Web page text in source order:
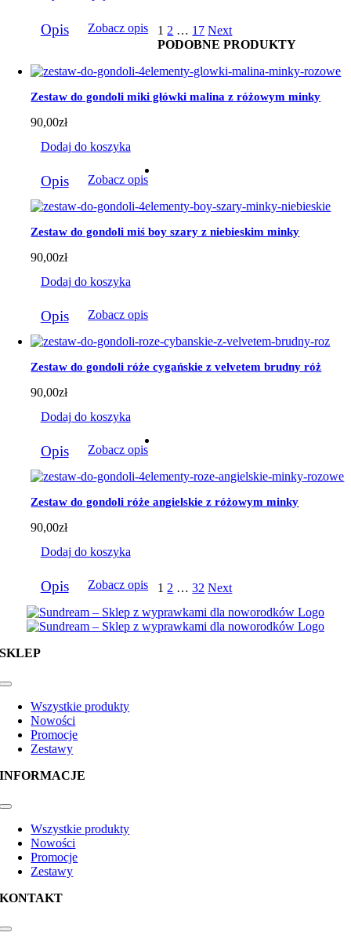
do
184,00zł
produkt
wariantów.
można
wybrać
na
stronie
Opis Zobacz opis 1 2 … 17 Next
PODOBNE PRODUKTY
Zestaw do gondoli miki główki malina z różowym minky
90,00zł
Dodaj do koszyka
Opis Zobacz opis
Zestaw do gondoli miś boy szary z niebieskim minky
90,00zł
Dodaj do koszyka
Opis Zobacz opis
Zestaw do gondoli róże cygańskie z velvetem brudny róż
90,00zł
Dodaj do koszyka
Opis Zobacz opis
Zestaw do gondoli róże angielskie z różowym minky
90,00zł
Dodaj do koszyka
Opis Zobacz opis 1 2 … 32 Next
SKLEP
Toggle
NavigationWszystkie produkty
Nowości
Promocje
Zestawy
INFORMACJE
Toggle
NavigationWszystkie produkty
Nowości
Promocje
Zestawy
KONTAKT
Toggle